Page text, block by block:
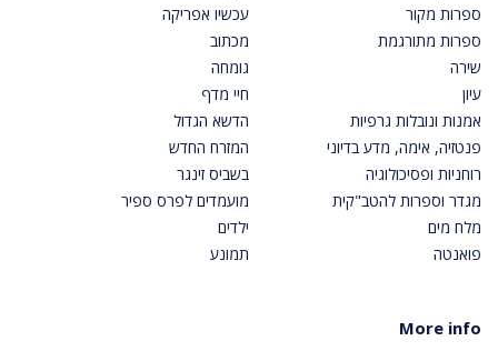
ספרות מקור
ספרות מתורגמת
שירה
עיון
אמנות ונובלות גרפיות
פנטזיה, אימה, מדע בדיוני
רוחניות ופסיכולוגיה
מגדר וספרות להטב"קית
מלח מים
פואנטה
עכשיו אפריקה
מכתוב
גומחה
חיי מדף
הדשא הגדול
המזרח החדש
בשביס זינגר
מועמדים לפרס ספיר
ילדים
תמונע
More info